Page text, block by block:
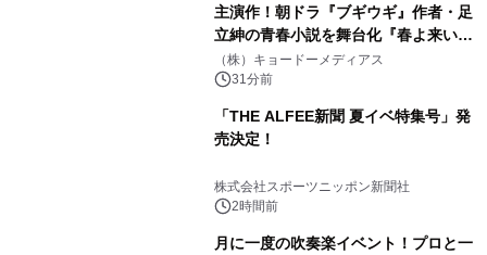
主演作！朝ドラ『ブギウギ』作者・足
立紳の青春小説を舞台化『春よ来い、
マジで来い』キービジュアル解禁！
（株）キョードーメディアス
31分前
「THE ALFEE新聞 夏イベ特集号」発
売決定！
株式会社スポーツニッポン新聞社
2時間前
月に一度の吹奏楽イベント！プロと一